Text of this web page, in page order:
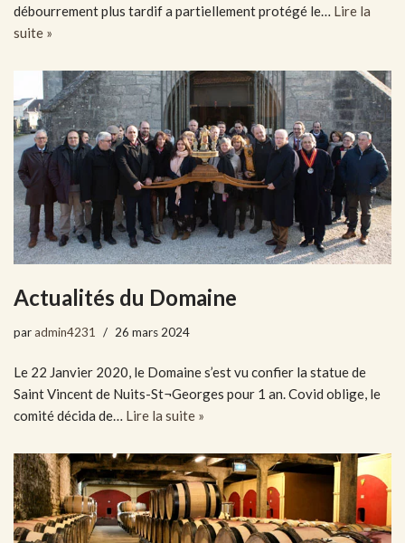
débourrement plus tardif a partiellement protégé le… Lire la
suite »
Actualités du Domaine
paradmin4231 26 mars 2024
Le 22 Janvier 2020, le Domaine s’est vu confier la statue de
Saint Vincent de Nuits-St¬Georges pour 1 an. Covid oblige, le
comité décida de… Lire la suite »